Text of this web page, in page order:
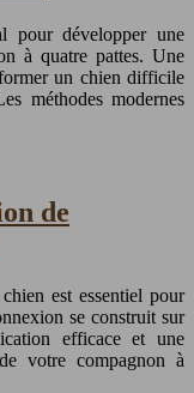
pour développer une
à quatre pattes. Une
un chien difficile
méthodes modernes
de
est essentiel pour
se construit sur
efficace et une
votre compagnon à